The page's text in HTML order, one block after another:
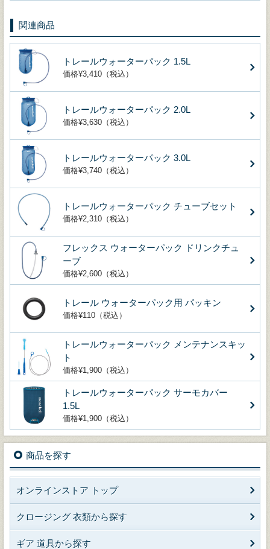
関連商品
トレールウォーターパック 1.5L
価格¥3,410（税込）
トレールウォーターパック 2.0L
価格¥3,630（税込）
トレールウォーターパック 3.0L
価格¥3,740（税込）
トレールウォーターパック チューブセット
価格¥2,310（税込）
フレックス ウォーターパック ドリンクチュ
ーブ
価格¥2,600（税込）
トレール ウォーターパック用 パッキン
価格¥110（税込）
トレールウォーターパック メンテナンスキッ
ト
価格¥1,900（税込）
トレールウォーターパック サーモカバー
1.5L
価格¥1,900（税込）
商品を探す
オンラインストア トップ
クロージング 衣類から探す
ギア 道具から探す